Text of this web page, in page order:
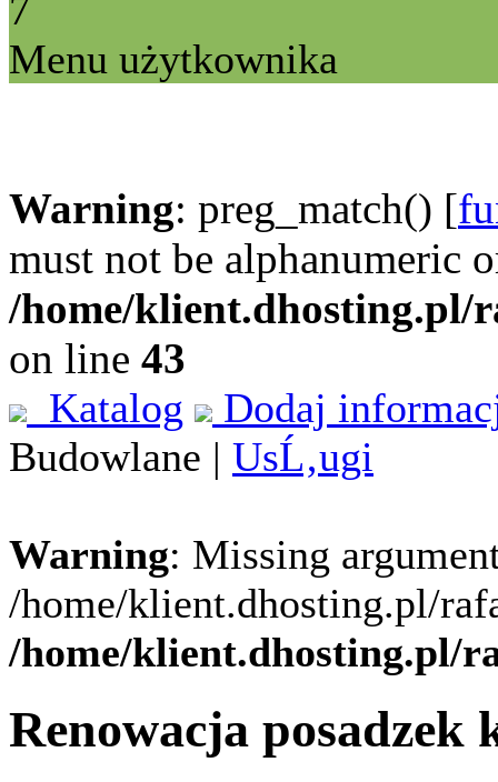
7
Menu użytkownika
Warning: preg_match() [
must not be alphanumeric
/home/klient.dhosting.pl/
on line 43
Katalog
Dodaj
Budowlane | UsĹ‚ugi
Warning: Missing
/home/klient.dhosting.pl/
/home/klient.dhosting.pl/
Renowacja posadzek